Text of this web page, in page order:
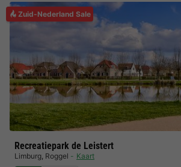
Zuid-Nederland Sale
Recreatiepark de Leistert
Limburg, Roggel Kaart